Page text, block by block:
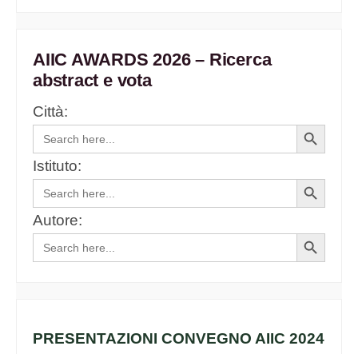
AIIC AWARDS 2026 – Ricerca
abstract e vota
Città:
Search
for:
Search
Button
Istituto:
Search
for:
Search
Button
Autore:
Search
for:
Search
Button
PRESENTAZIONI CONVEGNO AIIC 2024